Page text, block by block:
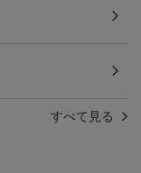
すべて見る